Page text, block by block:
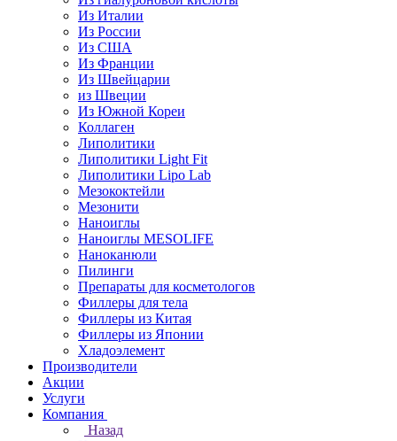
Из Италии
Из России
Из США
Из Франции
Из Швейцарии
из Швеции
Из Южной Кореи
Коллаген
Липолитики
Липолитики Light Fit
Липолитики Lipo Lab
Мезококтейли
Мезонити
Наноиглы
Наноиглы MESOLIFE
Наноканюли
Пилинги
Препараты для косметологов
Филлеры для тела
Филлеры из Китая
Филлеры из Японии
Хладоэлемент
Производители
Акции
Услуги
Компания
Назад